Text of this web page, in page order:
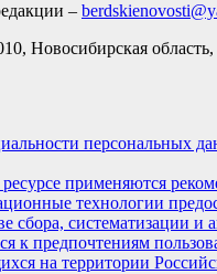
–
Новосибирская область,
персональных
применяются
технологии
сбора, систематизации и
к предпочтениям
на территории